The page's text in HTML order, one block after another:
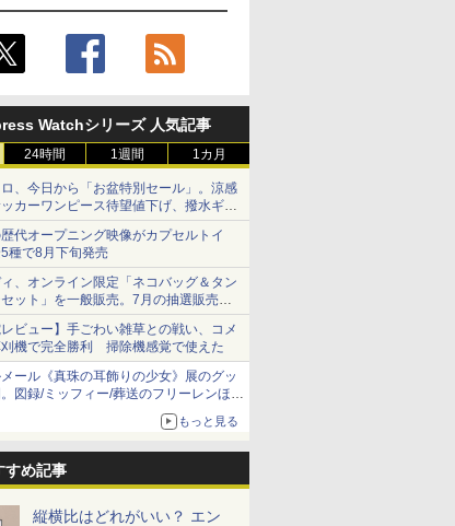
Watchシリーズ 人気記事
24時間 1週間 1カ月
、今日から「お盆特別セール」。涼感
カーワンピース待望値下げ、撥水ギア
は1990円に
代オープニング映像がカプセルトイ
種で8月下旬発売
、オンライン限定「ネコバッグ＆タン
ット」を一般販売。7月の抽選販売の
分
レビュー】手ごわい雑草との戦い、コメ
刈機で完全勝利 掃除機感覚で使えた
ール《真珠の耳飾りの少女》展のグッ
図録/ミッフィー/葬送のフリーレンほ
もっと見る
すめ記事
縦横比はどれがいい？ エン